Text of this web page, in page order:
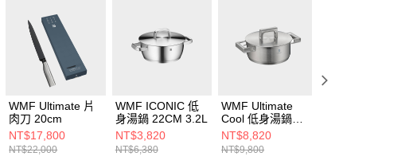
WMF Ultimate 片
肉刀 20cm
NT$17,800
NT$22,000
WMF ICONIC 低
身湯鍋 22CM 3.2L
NT$3,820
NT$6,380
WMF Ultimate
Cool 低身湯鍋
20cm 2.5L
NT$8,820
NT$9,800